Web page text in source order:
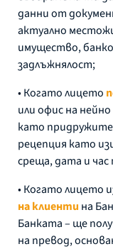
данни от
актуално
имущество,
задлъжнялост;
• Когато лицето
или офис на
като
рецепция като
среща, дата и
• Когато лицето
на клиенти на
Банката – ще
на превод,